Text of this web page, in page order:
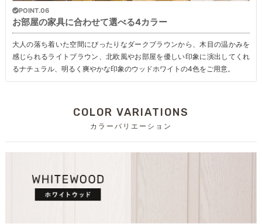
POINT.06
お部屋の家具に合わせて選べる4カラー
大人の落ち着いた空間にぴったりなダークブラウンから、木目の温かみを
感じられるライトブラウン、北欧風やお部屋を優しい印象に演出してくれ
るナチュラル、明るく爽やかな印象のウッドホワイトの4色をご用意。
COLOR VARIATIONS
カラーバリエーション